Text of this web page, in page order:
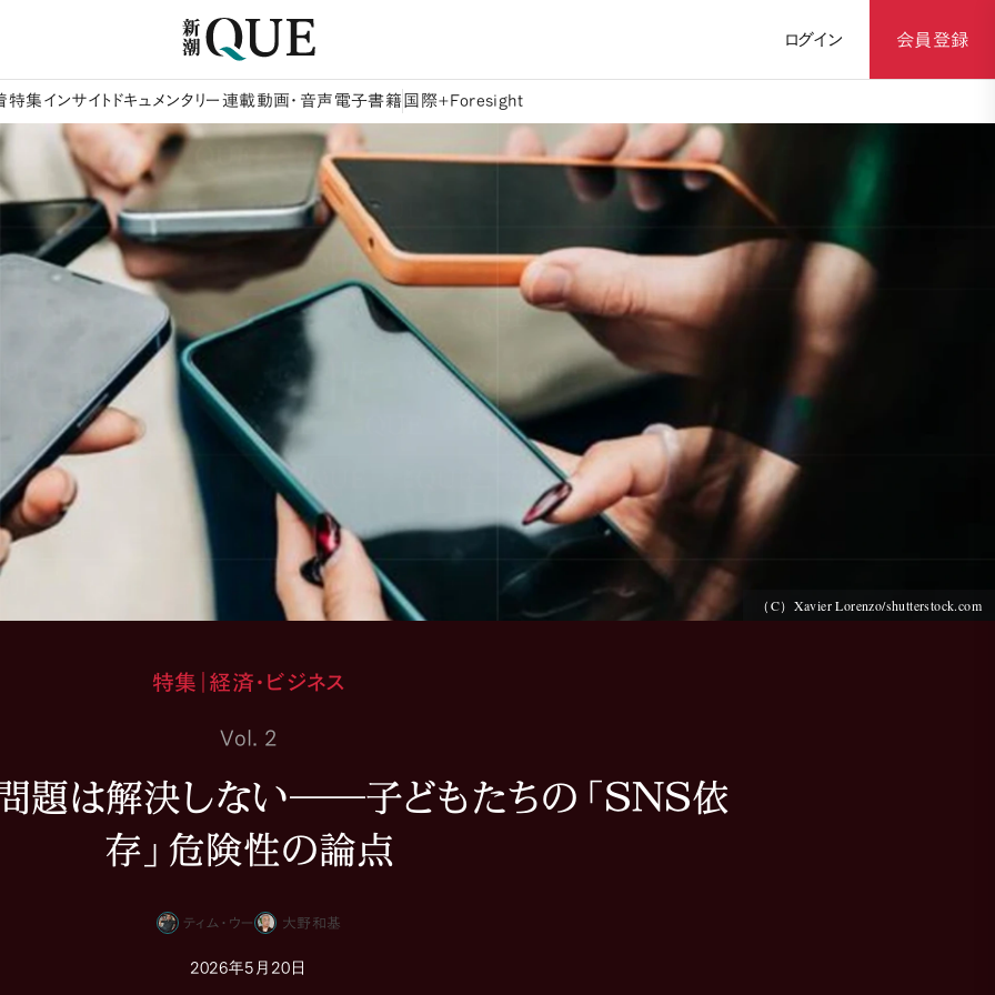
ログイン 会員登録
特集 インサイト ドキュメンタリー 連載動画・音声 電子書籍 国際+Foresight
（C）Xavier Lorenzo/shutterstock.com
特集｜経済・ビジネス
Vol. 2
題は解決しない――子どもたちの「SNS依
存」危険性の論点
ティム・ウー 大野和基
2026年5月20日